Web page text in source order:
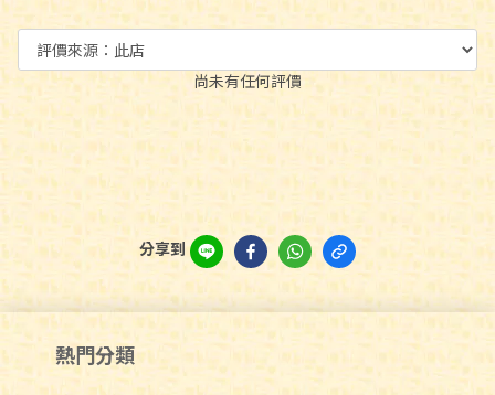
尚未有任何評價
分享到
熱門分類